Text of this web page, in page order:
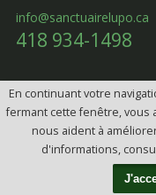
info@sanctuairelupo.ca
418 934-1498
Design, Intégration et
telorDesign
Tous droits réservés ©
En continuant votre
fermant cette fenêtre, vous
nous aident à
d'informations,